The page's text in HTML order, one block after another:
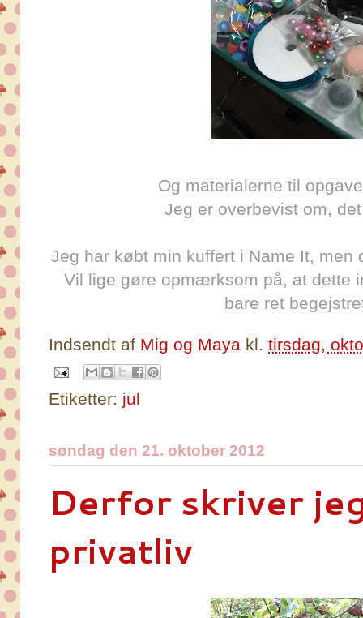
Og materialerne til
Jeg er overbevist om,
Jeg har købt min kuffert i Name It,
Vil lige gøre opmærksom på, at dette
bare ret
Indsendt af Mig og Maya kl. tirsdag,
Etiketter: jul
søndag den 21. oktober 2012
Derfor skriver
privatliv